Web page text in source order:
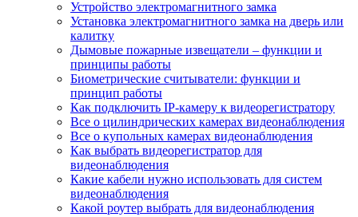
Устройство электромагнитного замка
Установка электромагнитного замка на дверь или
калитку
Дымовые пожарные извещатели – функции и
принципы работы
Биометрические считыватели: функции и
принцип работы
Как подключить IP-камеру к видеорегистратору
Все о цилиндрических камерах видеонаблюдения
Все о купольных камерах видеонаблюдения
Как выбрать видеорегистратор для
видеонаблюдения
Какие кабели нужно использовать для систем
видеонаблюдения
Какой роутер выбрать для видеонаблюдения